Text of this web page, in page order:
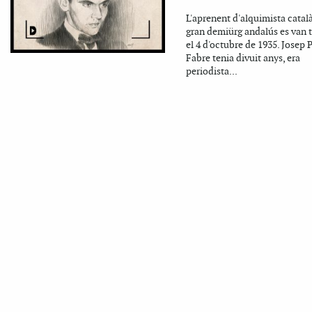
L'aprenent d'alquimista
gran demiürg andalús es van
el 4 d'octubre de 1935. Josep
Fabre tenia divuit anys, era
periodista...